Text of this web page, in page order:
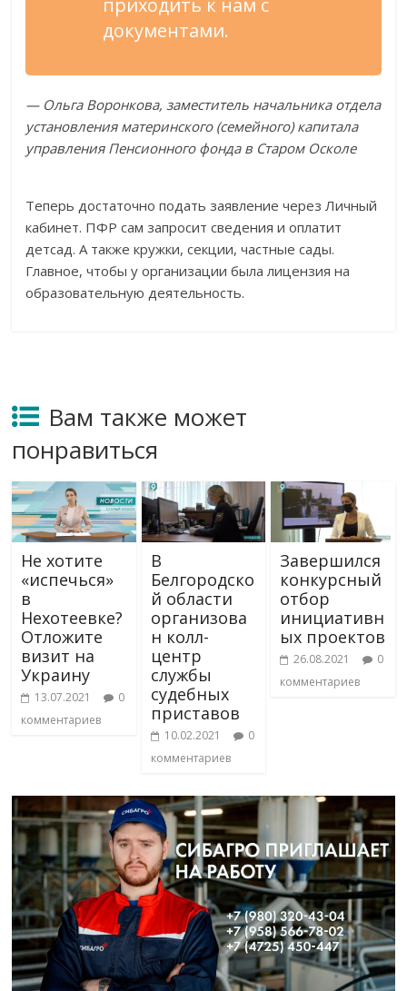
приходить к нам с
документами.
— Ольга Воронкова, заместитель начальника отдела
установления материнского (семейного) капитала
управления Пенсионного фонда в Старом Осколе
Теперь достаточно подать заявление через Личный
кабинет. ПФР сам запросит сведения и оплатит
детсад. А также кружки, секции, частные сады.
Главное, чтобы у организации была лицензия на
образовательную деятельность.
Вам также может
понравиться
Не хотите
«испечься»
в
Нехотеевке?
Отложите
визит на
Украину
13.07.2021
0
комментариев
В
Белгородско
й области
организова
н колл-
центр
службы
судебных
приставов
10.02.2021
0
комментариев
Завершился
конкурсный
отбор
инициативн
ых проектов
26.08.2021
0
комментариев